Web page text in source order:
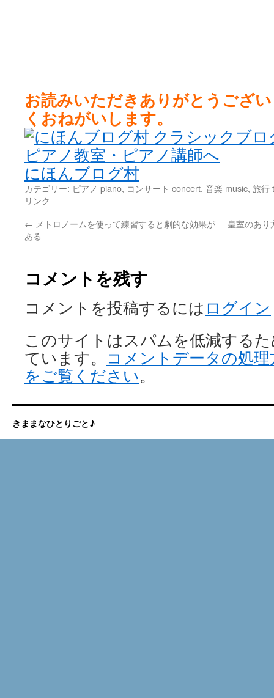
お読みいただきありがとうござ
くおねがいします。
にほんブログ村
カテゴリー: ピアノ piano, コンサート concert, 音楽 music, 旅行
リンク
← メトロノームを使って練習すると劇的な効果が
ある
皇室のあり
コメントを残す
コメントを投稿するには ログイン
このサイトはスパムを低減するた
ています。
コメントデータの処
をご覧ください。
きままなひとりごと♪